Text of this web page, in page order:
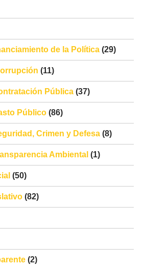
de la Política (29)
(11)
Pública (37)
Público (86)
Crimen y Defesa (8)
Ambiental (1)
(50)
(82)
(2)